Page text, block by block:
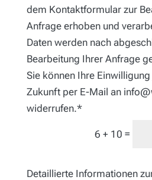
dem Kontaktformular zur
Anfrage erhoben und
Daten werden nach
Bearbeitung Ihrer Anfrage
Sie können Ihre
Zukunft per E-Mail an
widerrufen.*
6 + 10 =
Detaillierte Informationen